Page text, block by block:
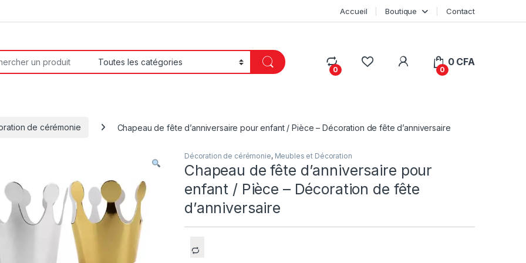
Accueil Boutique Contact
0
My Account
0
0 CFA
de cérémonie Chapeau de fête d’anniversaire pour enfant / Pièce – Décoration de fête d’anniversaire
Décoration de cérémonie, Meubles et Décoration
Chapeau de fête d’anniversaire pour
enfant / Pièce – Décoration de fête
d’anniversaire